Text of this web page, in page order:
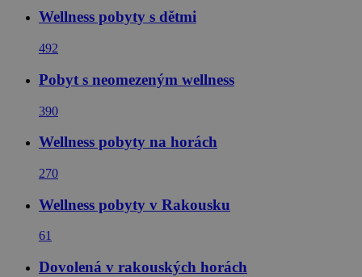
Wellness pobyty s dětmi
492
Pobyt s neomezeným wellness
390
Wellness pobyty na horách
270
Wellness pobyty v Rakousku
61
Dovolená v rakouských horách